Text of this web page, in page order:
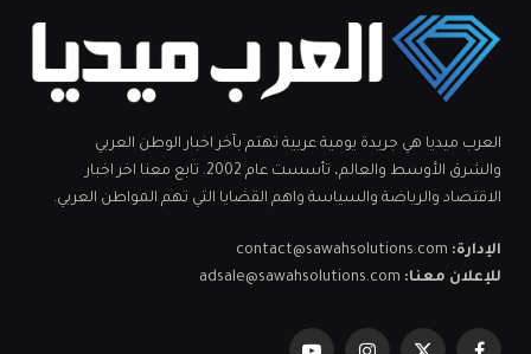
العرب ميديا هي جريدة يومية عربية تهتم بآخر اخبار الوطن العربي
والشرق الأوسط والعالم، تأسست عام 2002. تابع معنا اخر اخبار
الاقتصاد والرياضة والسياسة واهم القضايا التي تهم المواطن العربي.
الإدارة: contact@sawahsolutions.com
للإعلان معنا: adsale@sawahsolutions.com